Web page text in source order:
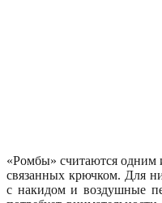
«Ромбы» считаются одним
связанных крючком. Для
с накидом и воздушные